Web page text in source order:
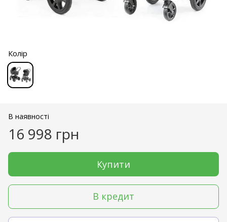
Колір
В наявності
16 998 грн
Купити
В кредит